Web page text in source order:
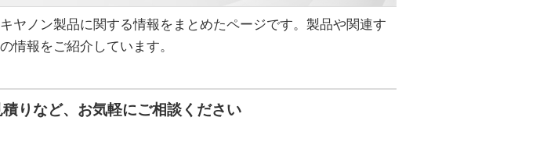
ヤノン製品に関する情報をまとめたページです。製品や関連す
情報をご紹介しています。
りなど、お気軽にご相談ください